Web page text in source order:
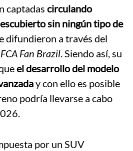
captadas circulando
sin ningún tipo de
difundieron a través del
FCA Fan Brazil. Siendo así, su
el desarrollo del modelo
y con ello es posible
podría llevarse a cabo
por un SUV